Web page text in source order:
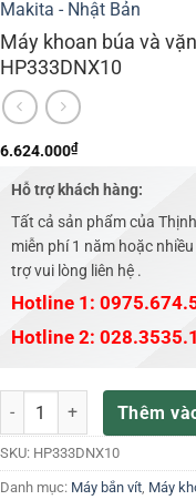
Makita - Nhật Bản
Máy khoan búa và
HP333DNX10
6.624.000₫
Hỗ trợ khách hàng:
Tất cả sản phẩm của
miễn phí 1 năm hoặc
trợ vui lòng liên hệ .
Hotline 1:
Hotline 2:
Máy khoan búa và vặn vít
Thêm
SKU: HP333DNX10
Danh mục: Máy bắn vít, Máy